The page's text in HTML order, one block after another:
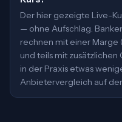
Der hier gezeigte Live-
— ohne Aufschlag.
rechnen mit einer Marge
und teils mit
in der Praxis etwas
Anbietervergleich auf